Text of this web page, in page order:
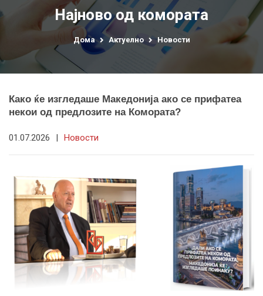
Најново од комората
Дома Актуелно Новости
Како ќе изгледаше Македонија ако се прифатеа
некои од предлозите на Комората?
01.07.2026 | Новости